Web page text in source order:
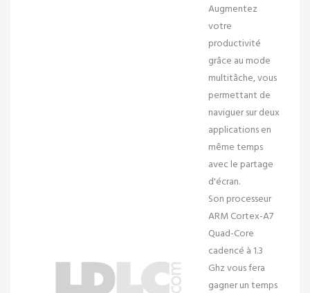
Augmentez
votre
productivité
grâce au mode
multitâche, vous
permettant de
naviguer sur deux
applications en
même temps
avec le partage
d'écran.
Son processeur
ARM Cortex-A7
Quad-Core
cadencé à 1.3
Ghzvous fera
gagner un temps